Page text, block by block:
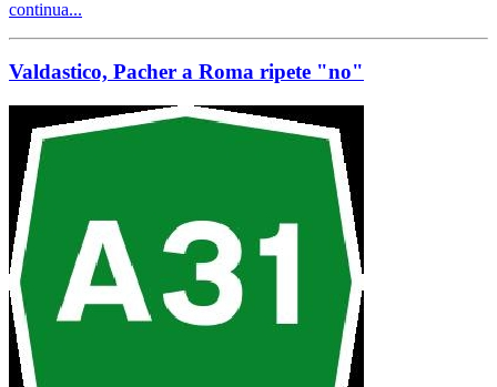
continua...
Valdastico, Pacher a Roma ripete "no"